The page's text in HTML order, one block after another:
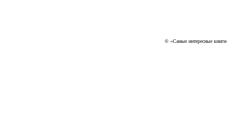
© «Самые интересные